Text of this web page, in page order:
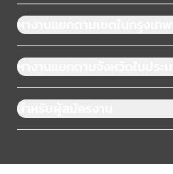
หางานแยกตามเขตในกรุงเทพ
หางานแยกตามจังหวัดในประเท
สำหรับผู้สมัครงาน